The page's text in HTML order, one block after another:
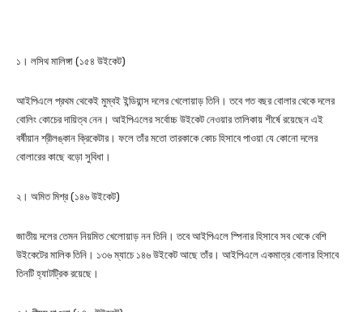
১। লসিথ মালিঙ্গা (১৫৪ উইকেট)
আইপিএলে প্রথম থেকেই মুম্বই ইন্ডিয়ান্স দলের খেলোয়াড় তিনি। তবে গত বছর বোলার থেকে দলের
বোলিং কোচের দায়িত্ব নেন। আইপিএলের সর্বোচ্চ উইকেট নেওয়ার তালিকায় শীর্ষে রয়েছেন এই
বর্ষীয়ান শ্রীলঙ্কান ক্রিকেটার। ফলে তাঁর মতো তারকাকে কোচ হিসাবে পাওয়া যে কোনো দলের
বোলারের কাছে বড়ো সুবিধা।
২। অমিত মিশ্র (১৪৬ উইকেট)
জাতীয় দলের তেমন নিয়মিত খেলোয়াড় নন তিনি। তবে আইপিএলে স্পিনার হিসাবে সব থেকে বেশি
উইকেটের মালিক তিনি। ১৩৬ ম্যাচে ১৪৬ উইকেট আছে তাঁর। আইপিএলে একমাত্র বোলার হিসাবে
তিনটি হ্যাটট্রিক রয়েছে।